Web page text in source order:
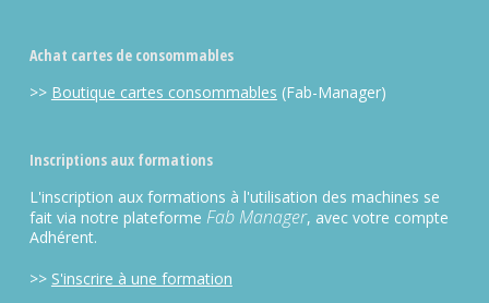
Achat cartes de consommables
>> Boutique cartes consommables (Fab-Manager)
Inscriptions aux formations
L'inscription aux formations à l'utilisation des machines se
fait via notre plateforme Fab Manager, avec votre compte
Adhérent.
>> S'inscrire à une formation